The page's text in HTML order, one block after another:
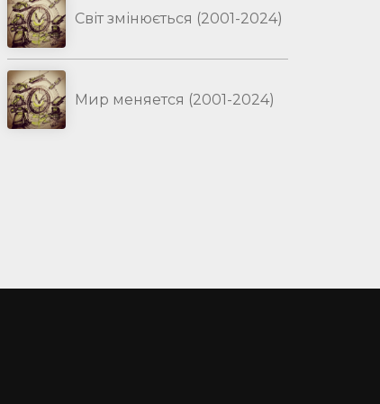
Світ змінюється (2001-2024)
Мир меняется (2001-2024)